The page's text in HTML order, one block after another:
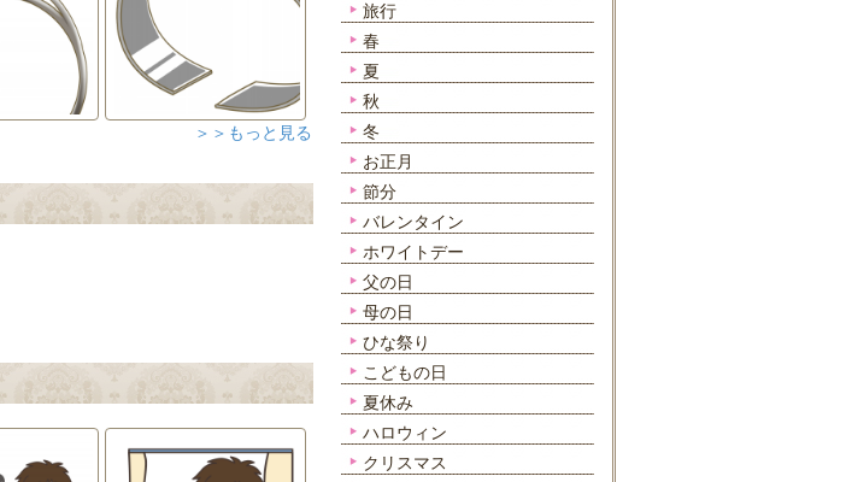
＞＞もっと見る
旅行
春
夏
秋
冬
お正月
節分
バレンタイン
ホワイトデー
父の日
母の日
ひな祭り
こどもの日
夏休み
ハロウィン
クリスマス